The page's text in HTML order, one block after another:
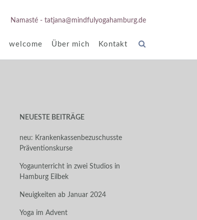
Namasté - tatjana@mindfulyogahamburg.de
welcome Über mich Kontakt
NEUESTE BEITRÄGE
neu: Krankenkassenbezuschusste
Präventionskurse
Yogaunterricht in zwei Studios in
Hamburg Eilbek
Neuigkeiten ab Januar 2024
Yoga im Advent